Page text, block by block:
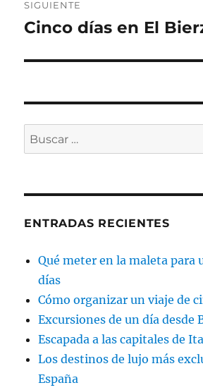
SIGUIENTE
Entrada
Cinco días en El
Buscar
por:
ENTRADAS RECIENTES
Qué meter en la maleta para
días
Cómo organizar un viaje de
Excursiones de un día desde
Escapada a las capitales de
Los destinos de lujo más
España